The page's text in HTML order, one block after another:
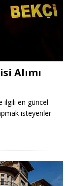
Alımı
ilgili en güncel
isteyenler